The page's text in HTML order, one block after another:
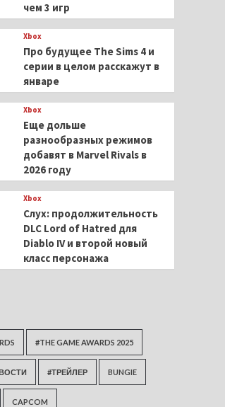
чем 3 игр
Xbox
Про будущее The Sims 4 и
серии в целом расскажут в
январе
Xbox
Еще дольше
разнообразных режимов
добавят в Marvel Rivals в
2026 году
Xbox
Слух: продолжительность
DLC Lord of Hatred для
Diablo IV и второй новый
класс персонажа
#THE GAME AWARDS 2025
#ТРЕЙЛЕР BUNGIE
CAPCOM